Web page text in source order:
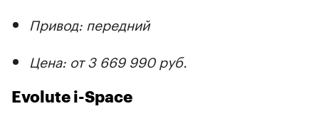
Привод: передний
Цена: от 3 669 990 руб.
Evolute i-Space